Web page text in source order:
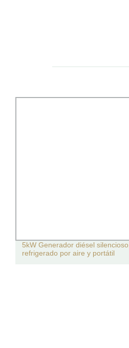
5kW Generador diésel silencioso,
refrigerado por aire y portátil